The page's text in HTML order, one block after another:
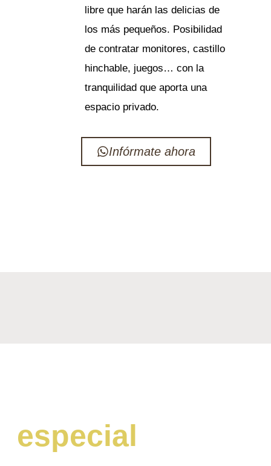
libre que harán las delicias de
los más pequeños. Posibilidad
de contratar monitores, castillo
hinchable, juegos… con la
tranquilidad que aporta una
espacio privado.
Infórmate ahora
especial